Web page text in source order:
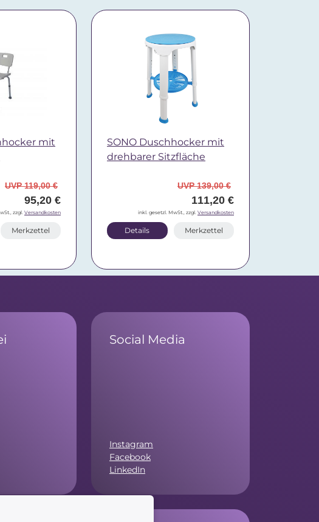
mit
UVP 119,00 €
95,20 €
zzgl.Versandkosten
Merkzettel
SONO Duschhocker mit
drehbarer Sitzfläche
UVP 139,00 €
111,20 €
inkl. gesetzl. MwSt., zzgl. Versandkosten
Details Merkzettel
Social Media
Instagram
Facebook
LinkedIn